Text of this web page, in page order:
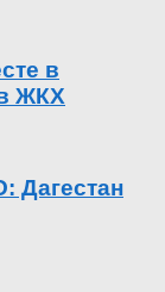
в
ЖКХ
Дагестан